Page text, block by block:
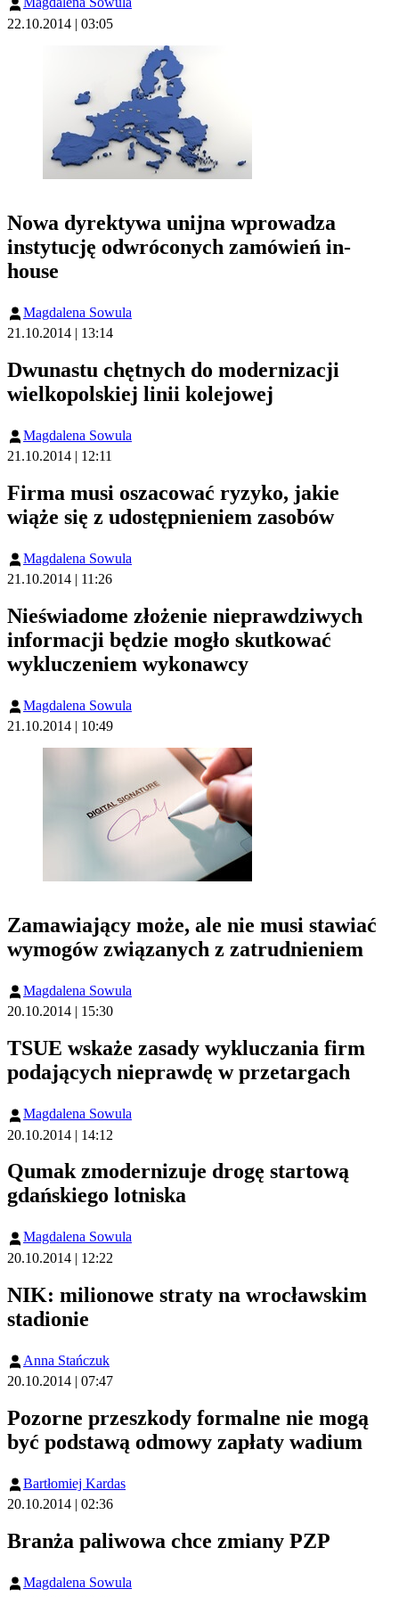
22.10.2014 | 03:05
Nowa dyrektywa unijna wprowadza
instytucję odwróconych zamówień in-
house
Magdalena Sowula
21.10.2014 | 13:14
Dwunastu chętnych do modernizacji
wielkopolskiej linii kolejowej
Magdalena Sowula
21.10.2014 | 12:11
Firma musi oszacować ryzyko, jakie
wiąże się z udostępnieniem zasobów
Magdalena Sowula
21.10.2014 | 11:26
Nieświadome złożenie nieprawdziwych
informacji będzie mogło skutkować
wykluczeniem wykonawcy
Magdalena Sowula
21.10.2014 | 10:49
Zamawiający może, ale nie musi stawiać
wymogów związanych z zatrudnieniem
Magdalena Sowula
20.10.2014 | 15:30
TSUE wskaże zasady wykluczania firm
podających nieprawdę w przetargach
Magdalena Sowula
20.10.2014 | 14:12
Qumak zmodernizuje drogę startową
gdańskiego lotniska
Magdalena Sowula
20.10.2014 | 12:22
NIK: milionowe straty na wrocławskim
stadionie
Anna Stańczuk
20.10.2014 | 07:47
Pozorne przeszkody formalne nie mogą
być podstawą odmowy zapłaty wadium
Bartłomiej Kardas
20.10.2014 | 02:36
Branża paliwowa chce zmiany PZP
Magdalena Sowula